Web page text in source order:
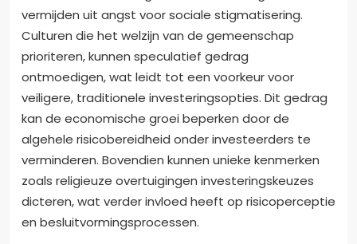
vermijden uit angst voor sociale stigmatisering.
Culturen die het welzijn van de gemeenschap
prioriteren, kunnen speculatief gedrag
ontmoedigen, wat leidt tot een voorkeur voor
veiligere, traditionele investeringsopties. Dit gedrag
kan de economische groei beperken door de
algehele risicobereidheid onder investeerders te
verminderen. Bovendien kunnen unieke kenmerken
zoals religieuze overtuigingen investeringskeuzes
dicteren, wat verder invloed heeft op risicoperceptie
en besluitvormingsprocessen.